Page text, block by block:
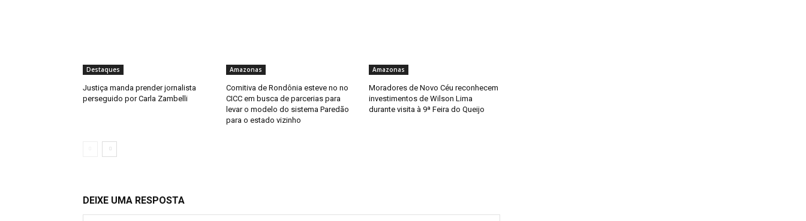
Destaques
Justiça manda prender jornalista
perseguido por Carla Zambelli
Amazonas
Comitiva de Rondônia esteve no no
CICC em busca de parcerias para
levar o modelo do sistema Paredão
para o estado vizinho
Amazonas
Moradores de Novo Céu reconhecem
investimentos de Wilson Lima
durante visita à 9ª Feira do Queijo
DEIXE UMA RESPOSTA